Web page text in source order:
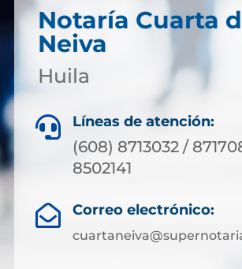
Notaría Cuarta
Neiva
Huila
 Líneas de atención:
(608) 8713032 /
8502141
 Correo electrónico: